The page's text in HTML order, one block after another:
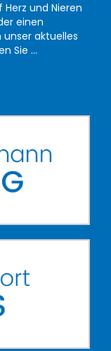
und Nieren
einen
unser aktuelles
Sie ...